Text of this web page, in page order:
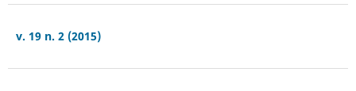
v. 19 n. 2 (2015)